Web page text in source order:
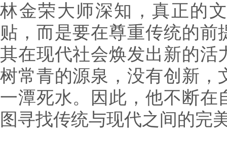
林金荣大师深知，真正的
贴，而是要在尊重传统的
其在现代社会焕发出新的活
树常青的源泉，没有创新，
一潭死水。因此，他不断
图寻找传统与现代之间的完